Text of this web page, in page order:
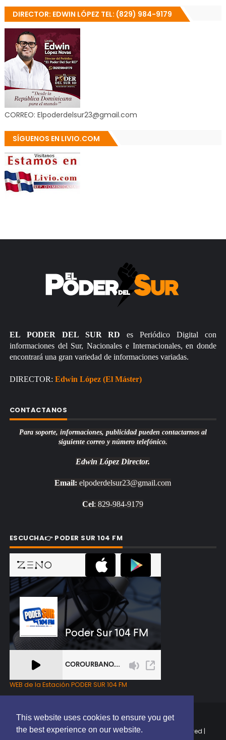
This website uses cookies to ensure you get
the best experience on our website.
DIRECTOR: EDWIN LÓPEZ TEL: (829) 984-9179
CORREO: Elpoderdelsur23@gmail.com
SÍGUENOS EN LIVIO.COM
EL PODER DEL SUR RD es Periódico Digital con
informaciones del Sur, Nacionales e Internacionales, en donde
encontrará una gran variedad de informaciones variadas.
DIRECTOR: Edwin López (El Máster)
CONTACTANOS
Para soporte, informaciones, publicidad pueden contactarnos al
siguiente correo y número telefónico.
Edwin López Director.
Email: elpoderdelsur23@gmail.com
Cel: 829-984-9179
ESCUCHA👉 PODER SUR 104 FM
WEB de la Estación PODER SUR 104 FM
Copyright © 2025 | EL PODER DEL SUR RD | All Rights Reserved |